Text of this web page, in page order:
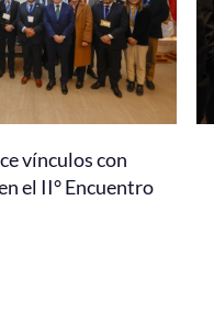
vínculos con
el II° Encuentro